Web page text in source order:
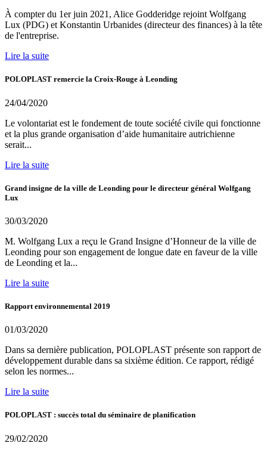
À compter du 1er juin 2021, Alice Godderidge rejoint Wolfgang
Lux (PDG) et Konstantin Urbanides (directeur des finances) à la tête
de l'entreprise.
Lire la suite
POLOPLAST remercie la Croix-Rouge à Leonding
24/04/2020
Le volontariat est le fondement de toute société civile qui fonctionne
et la plus grande organisation d’aide humanitaire autrichienne
serait...
Lire la suite
Grand insigne de la ville de Leonding pour le directeur général Wolfgang
Lux
30/03/2020
M. Wolfgang Lux a reçu le Grand Insigne d’Honneur de la ville de
Leonding pour son engagement de longue date en faveur de la ville
de Leonding et la...
Lire la suite
Rapport environnemental 2019
01/03/2020
Dans sa dernière publication, POLOPLAST présente son rapport de
développement durable dans sa sixième édition. Ce rapport, rédigé
selon les normes...
Lire la suite
POLOPLAST : succès total du séminaire de planification
29/02/2020